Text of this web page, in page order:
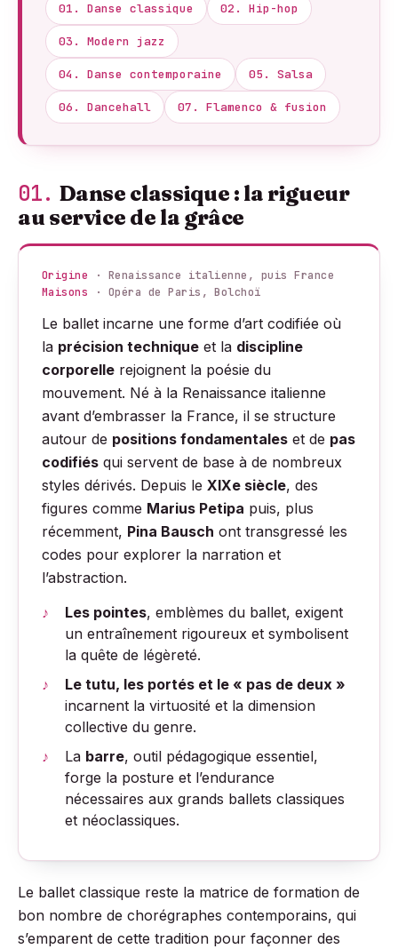
01. Danse classique 02. Hip-hop
03. Modern jazz
04. Danse contemporaine 05. Salsa
06. Dancehall 07. Flamenco & fusion
01. Danse classique : la rigueur
au service de la grâce
Origine · Renaissance italienne, puis France
Maisons · Opéra de Paris, Bolchoï
Le ballet incarne une forme d’art codifiée où
la précision technique et la discipline
corporelle rejoignent la poésie du
mouvement. Né à la Renaissance italienne
avant d’embrasser la France, il se structure
autour de positions fondamentales et de pas
codifiés qui servent de base à de nombreux
styles dérivés. Depuis le XIXe siècle, des
figures comme Marius Petipa puis, plus
récemment, Pina Bausch ont transgressé les
codes pour explorer la narration et
l’abstraction.
Les pointes, emblèmes du ballet, exigent
un entraînement rigoureux et symbolisent
la quête de légèreté.
Le tutu, les portés et le « pas de deux »
incarnent la virtuosité et la dimension
collective du genre.
La barre, outil pédagogique essentiel,
forge la posture et l’endurance
nécessaires aux grands ballets classiques
et néoclassiques.
Le ballet classique reste la matrice de formation de
bon nombre de chorégraphes contemporains, qui
s’emparent de cette tradition pour façonner des